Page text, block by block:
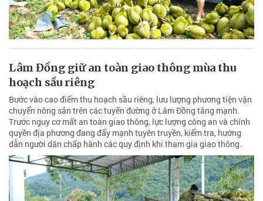
Lâm Đồng giữ an toàn giao thông mùa thu
hoạch sầu riêng
Bước vào cao điểm thu hoạch sầu riêng, lưu lượng phương tiện vận
chuyển nông sản trên các tuyến đường ở Lâm Đồng tăng mạnh.
Trước nguy cơ mất an toàn giao thông, lực lượng công an và chính
quyền địa phương đang đẩy mạnh tuyên truyền, kiểm tra, hướng
dẫn người dân chấp hành các quy định khi tham gia giao thông.